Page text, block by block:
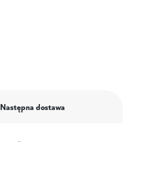
Następna dostawa
-